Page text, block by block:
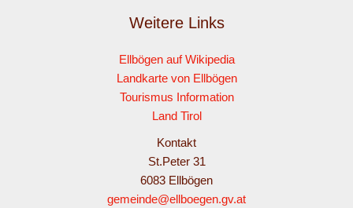
Weitere Links
Ellbögen auf Wikipedia
Landkarte von Ellbögen
Tourismus Information
Land Tirol
Kontakt
St.Peter 31
6083 Ellbögen
gemeinde@ellboegen.gv.at